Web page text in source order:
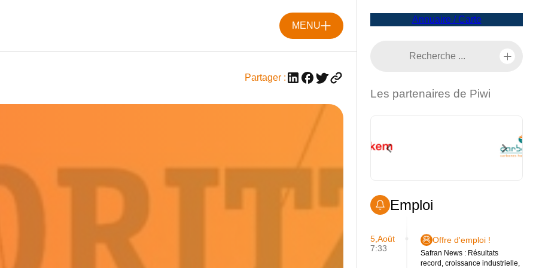
MENU
Partager :
Annuaire / Carte
Les partenaires de Piwi
Emploi
5,Août
7:33
Offre d'emploi !
Safran News : Résultats
record, croissance industrielle,